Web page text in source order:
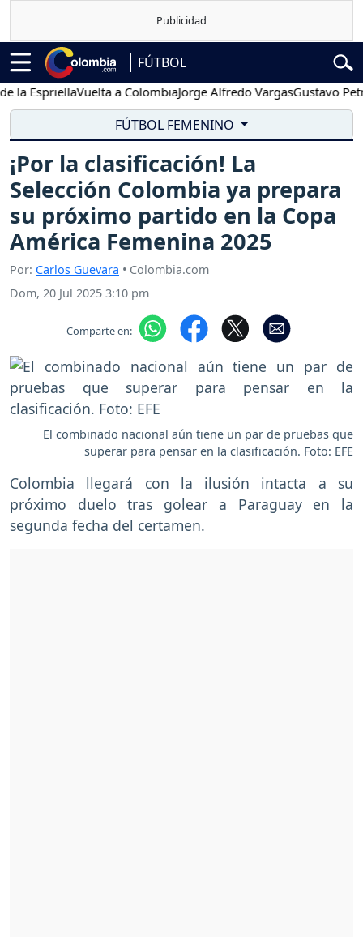
FÚTBOL
Vuelta a ColombiaJorge Alfredo VargasGustavo Petro
FÚTBOL FEMENINO
¡Por la clasificación! La
Selección Colombia ya prepara
su próximo partido en la Copa
América Femenina 2025
Por: Carlos Guevara • Colombia.com
Dom, 20 Jul 2025 3:10 pm
Comparte en:
El combinado nacional aún tiene un par de pruebas que
superar para pensar en la clasificación. Foto: EFE
Colombia llegará con la ilusión intacta a su
próximo duelo tras golear a Paraguay en la
segunda fecha del certamen.